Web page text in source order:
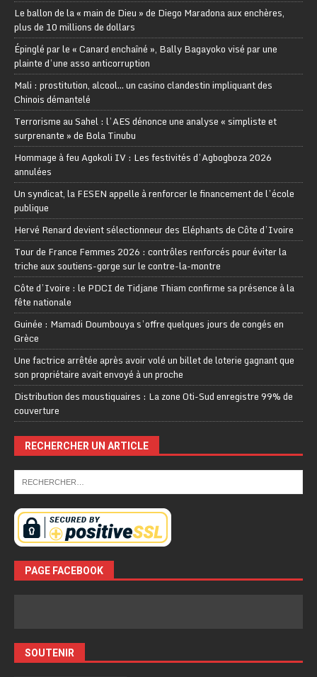
Le ballon de la « main de Dieu » de Diego Maradona aux enchères,
plus de 10 millions de dollars
Épinglé par le « Canard enchaîné », Bally Bagayoko visé par une
plainte d’une asso anticorruption
Mali : prostitution, alcool… un casino clandestin impliquant des
Chinois démantelé
Terrorisme au Sahel : l’AES dénonce une analyse « simpliste et
surprenante » de Bola Tinubu
Hommage à feu Agokoli IV : Les festivités d’Agbogboza 2026
annulées
Un syndicat, la FESEN appelle à renforcer le financement de l’école
publique
Hervé Renard devient sélectionneur des Eléphants de Côte d’Ivoire
Tour de France Femmes 2026 : contrôles renforcés pour éviter la
triche aux soutiens-gorge sur le contre-la-montre
Côte d’Ivoire : le PDCI de Tidjane Thiam confirme sa présence à la
fête nationale
Guinée : Mamadi Doumbouya s’offre quelques jours de congés en
Grèce
Une factrice arrêtée après avoir volé un billet de loterie gagnant que
son propriétaire avait envoyé à un proche
Distribution des moustiquaires : La zone Oti-Sud enregistre 99% de
couverture
RECHERCHER UN ARTICLE
PAGE FACEBOOK
SOUTENIR